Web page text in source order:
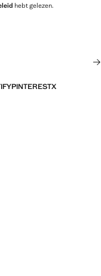
hebt gelezen.
PINTERESTX